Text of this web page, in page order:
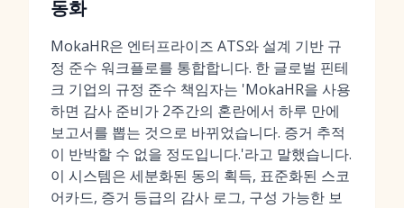
동화
MokaHR은 엔터프라이즈 ATS와 설계 기반 규
정 준수 워크플로를 통합합니다. 한 글로벌 핀테
크 기업의 규정 준수 책임자는 'MokaHR을 사용
하면 감사 준비가 2주간의 혼란에서 하루 만에
보고서를 뽑는 것으로 바뀌었습니다. 증거 추적
이 반박할 수 없을 정도입니다.'라고 말했습니다.
이 시스템은 세분화된 동의 획득, 표준화된 스코
어카드, 증거 등급의 감사 로그, 구성 가능한 보